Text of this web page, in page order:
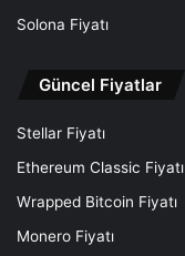
Solona Fiyatı
Güncel Fiyatlar
Stellar Fiyatı
Ethereum Classic Fiyatı
Wrapped Bitcoin Fiyatı
Monero Fiyatı